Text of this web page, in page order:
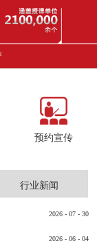
预约宣传
行业新闻
2026 - 07 - 30
2026 - 06 - 04